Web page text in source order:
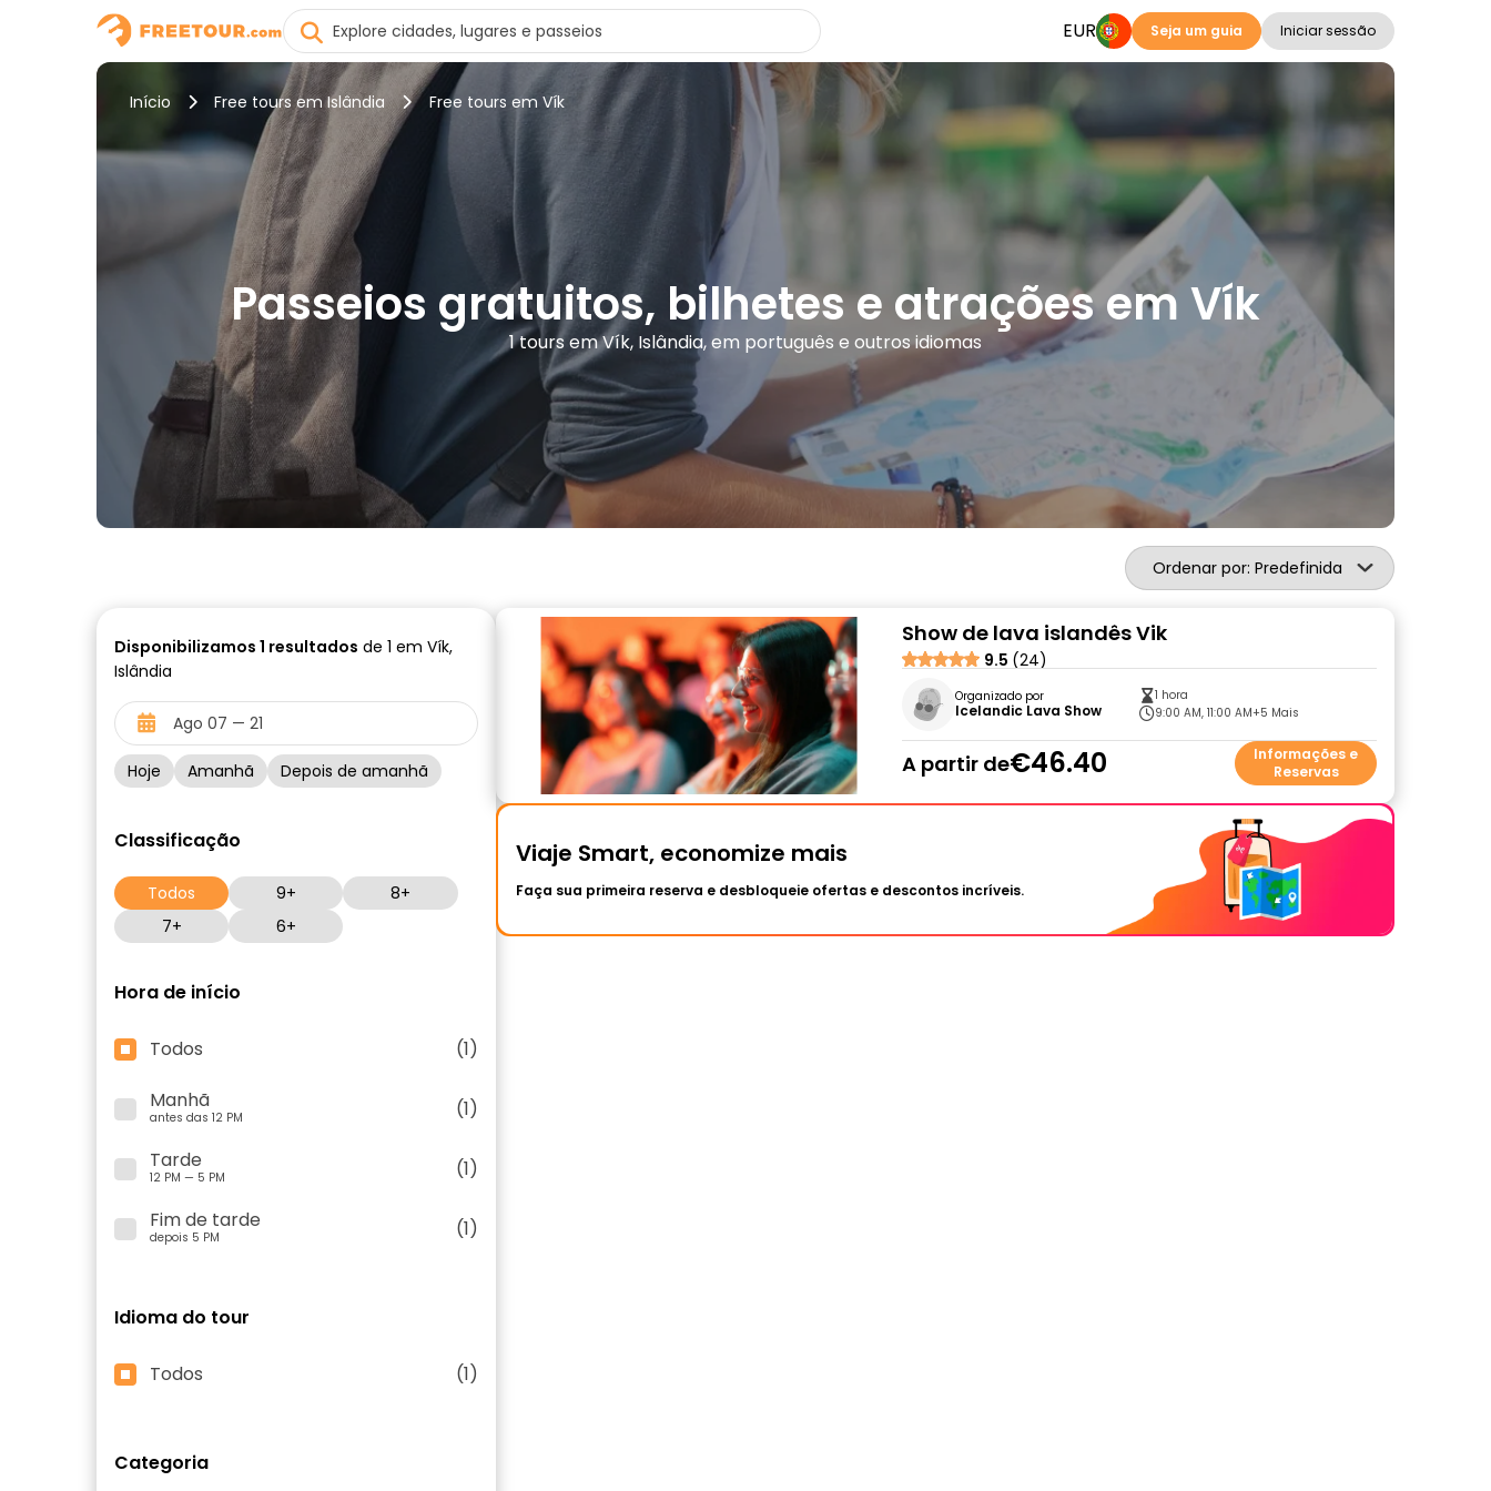
EUR Seja um guia Iniciar sessão
Início Free tours em Islândia Free tours em Vík
Passeios gratuitos, bilhetes e atrações em Vík
1 tours em Vík, Islândia, em português e outros idiomas
Ordenar por: Predefinida
Disponibilizamos 1 resultados de 1 em Vík,
Islândia
Hoje Amanhã Depois de amanhã
Classificação
Todos 9+
8+
7+
6+
Hora de início
Todos
(1)
Manhã
antes das 12 PM
(1)
Tarde
12 PM — 5 PM
(1)
Fim de tarde
depois 5 PM (1)
Idioma do tour
Todos (1)
Categoria
Show de lava islandês Vik
9.5 (24)
Organizado por
Icelandic Lava Show
1 hora
9:00 AM, 11:00 AM+5 Mais
A partir de€46.40
Informações e
Reservas
Viaje Smart, economize mais
Faça sua primeira reserva e desbloqueie ofertas e descontos incríveis.